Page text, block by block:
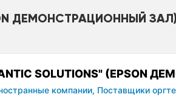
ДЕМОНСТРАЦИОННЫЙ
SOLUTIONS" (EPSON
компании, Поставщики